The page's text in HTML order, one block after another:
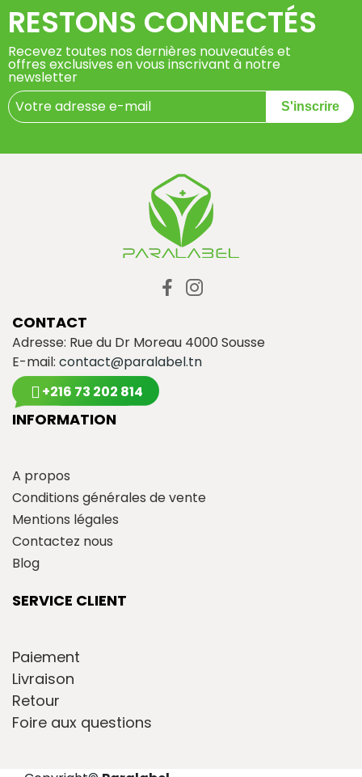
RESTONS CONNECTÉS
Recevez toutes nos dernières nouveautés et
offres exclusives en vous inscrivant à notre
newsletter
S'inscrire
CONTACT
Adresse: Rue du Dr Moreau 4000 Sousse
E-mail: contact@paralabel.tn
+216 73 202 814
INFORMATION
A propos
Conditions générales de vente
Mentions légales
Contactez nous
Blog
SERVICE CLIENT
Paiement
Livraison
Retour
Foire aux questions